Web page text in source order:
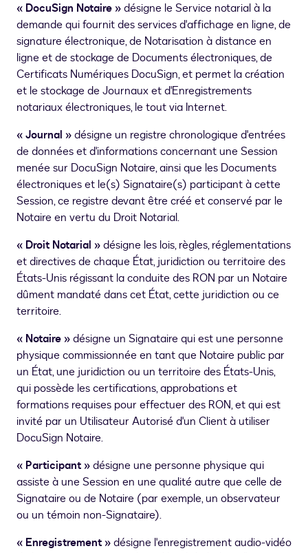
« DocuSign Notaire »désigne le Service notarial à la
demande qui fournit des services d'affichage en ligne, de
signature électronique, de Notarisation à distance en
ligne et de stockage de Documents électroniques, de
Certificats Numériques DocuSign, et permet la création
et le stockage de Journaux et d'Enregistrements
notariaux électroniques, le tout via Internet.
« Journal »désigne un registre chronologique d'entrées
de données et d'informations concernant une Session
menée sur DocuSign Notaire, ainsi que les Documents
électroniques et le(s) Signataire(s) participant à cette
Session, ce registre devant être créé et conservé par le
Notaire en vertu du Droit Notarial.
« Droit Notarial »désigne les lois, règles, réglementations
et directives de chaque État, juridiction ou territoire des
États-Unis régissant la conduite des RON par un Notaire
dûment mandaté dans cet État, cette juridiction ou ce
territoire.
« Notaire »désigne un Signataire qui est une personne
physique commissionnée en tant que Notaire public par
un État, une juridiction ou un territoire des États-Unis,
qui possède les certifications, approbations et
formations requises pour effectuer des RON, et qui est
invité par un Utilisateur Autorisé d'un Client à utiliser
DocuSign Notaire.
« Participant »désigne une personne physique qui
assiste à une Session en une qualité autre que celle de
Signataire ou de Notaire (par exemple, un observateur
ou un témoin non-Signataire).
« Enregistrement »désigne l'enregistrement audio-vidéo